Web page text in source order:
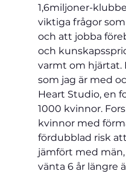
1,6miljoner-
viktiga frågor
och att jobba
och
varmt om hjärtat.
som jag är med
Heart Studio, en
1000 kvinnor.
kvinnor med
fördubblad risk
jämfört med män,
vänta 6 år längre